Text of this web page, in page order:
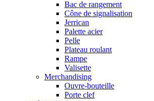
Bac de rangement
Cône de signalisation
Jerrican
Palette acier
Pelle
Plateau roulant
Rampe
Valisette
Merchandising
Ouvre-bouteille
Porte clef